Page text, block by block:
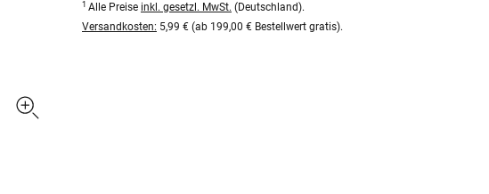
1 Alle Preise inkl. gesetzl. MwSt. (Deutschland).
Versandkosten: 5,99 € (ab 199,00 € Bestellwert gratis).